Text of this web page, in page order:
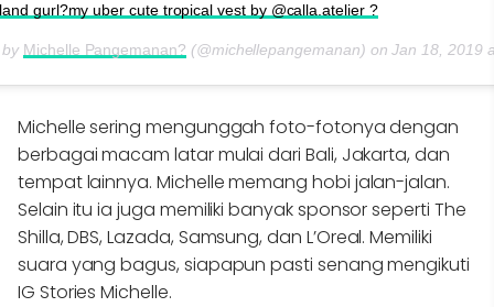
gurl?my uber cute tropical vest by @calla.atelier ?
Michelle Pangemanan? (@michellepangemanan) onJan 18, 2019
Michelle sering mengunggah foto-fotonya dengan
berbagai macam latar mulai dari Bali, Jakarta, dan
tempat lainnya. Michelle memang hobi jalan-jalan.
Selain itu ia juga memiliki banyak sponsor seperti The
Shilla, DBS, Lazada, Samsung, dan L’Oreal. Memiliki
suara yang bagus, siapapun pasti senang mengikuti
IG Stories Michelle.